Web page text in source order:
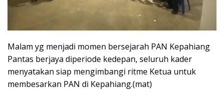
Malam yg menjadi momen bersejarah PAN Kepahiang
Pantas berjaya diperiode kedepan, seluruh kader
menyatakan siap mengimbangi ritme Ketua untuk
membesarkan PAN di Kepahiang.(mat)